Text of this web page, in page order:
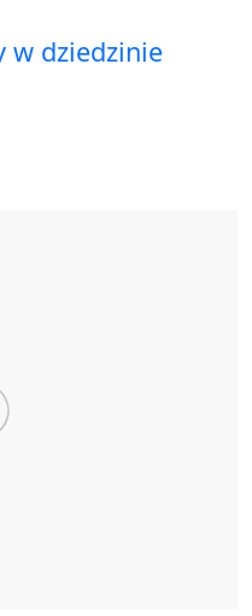
w dziedzinie